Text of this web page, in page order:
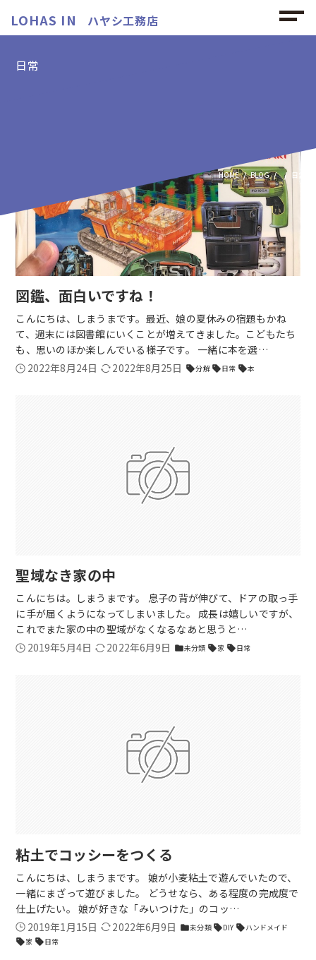
LOHAS IN ハヤシ工務店
日常
HOME BLOG 日常
図鑑、面白いですね！
こんにちは、しまうまです。最近、娘の夏休みの宿題もかね
て、週末には図書館にいくことが増えてきました。こどもたち
も、思いのほか楽しんでいる様子です。 一緒に本を選…
2022年8月24日
2022年8月25日 sell分解 sell日常 sell本
聖域なき家の中
こんにちは。しまうまです。 息子の背が伸びて、ドアの取っ手
に手が届くようになってしまいました。 成長は嬉しいですが、
これでまた家の中の聖域がなくなるなあと思うと…
2019年5月4日
2022年6月9日 folder未分類 sell家 sell日常
粘土でコッシーをつくる
こんにちは、しまうまです。 娘が小麦粘土で遊んでいたので、
一緒にまざって遊びました。 どうせなら、ある程度の完成度で
仕上げたい。 娘が好きな「みいつけた」のコッ…
2019年1月15日
2022年6月9日 folder未分類 sellDIY sellハンドメイド
sell家 sell日常